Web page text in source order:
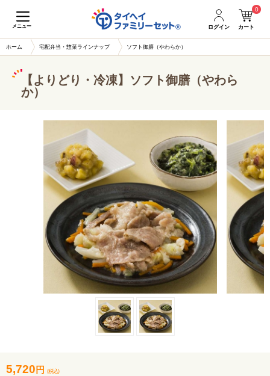
メニュー ログイン カート
0
ホーム 宅配弁当・惣菜ラインナップ ソフト御膳（やわらか）
【よりどり・冷凍】ソフト御膳（やわら
か）
5,720 円 (税込)